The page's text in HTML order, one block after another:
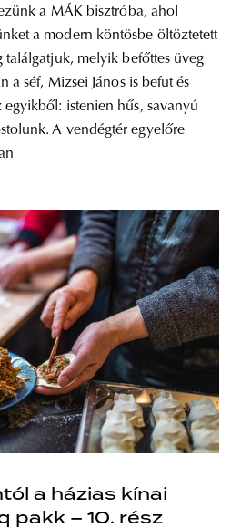
a MÁK bisztróba, ahol
a modern köntösbe öltöztetett
találgatjuk, melyik befőttes üveg
a séf, Mizsei János is befut és
istenien hűs, savanyú
A vendégtér egyelőre
a házias kínai
pakk – 10. rész